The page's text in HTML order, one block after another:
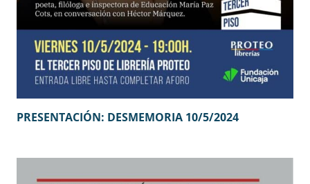
PRESENTACIÓN: DESMEMORIA 10/5/2024